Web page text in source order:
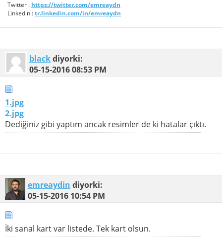
Twitter : https://twitter.com/emreaydn
Linkedin :tr.linkedin.com/in/emreaydn
blackdiyorki:
05-15-201608:53 PM
1.jpg
2.jpg
Dediğiniz gibi yaptım ancak resimler de ki hatalar çıktı.
emreaydin diyorki:
05-15-2016 10:54 PM
İki sanal kart var listede. Tek kart olsun.